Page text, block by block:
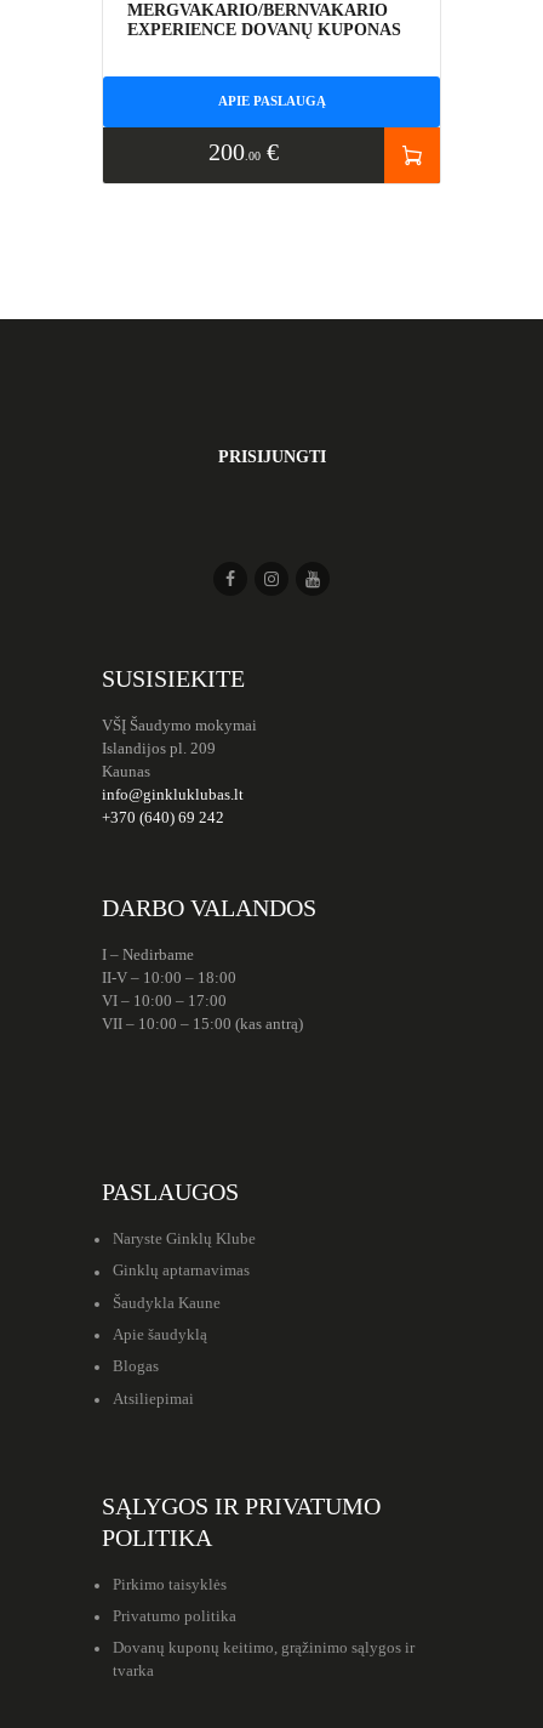
MERGVAKARIO/BERNVAKARIO
EXPERIENCE DOVANŲ KUPONAS
APIE PASLAUGĄ
200 00 €
PRISIJUNGTI
SUSISIEKITE
VŠĮ Šaudymo mokymai
Islandijos pl. 209
Kaunas
info@ginkluklubas.lt
+370 (640) 69 242
DARBO VALANDOS
I – Nedirbame
II-V – 10:00 – 18:00
VI – 10:00 – 17:00
VII – 10:00 – 15:00 (kas antrą)
PASLAUGOS
Naryste Ginklų Klube
Ginklų aptarnavimas
Šaudykla Kaune
Apie šaudyklą
Blogas
Atsiliepimai
SĄLYGOS IR PRIVATUMO
POLITIKA
Pirkimo taisyklės
Privatumo politika
Dovanų kuponų keitimo, grąžinimo sąlygos ir
tvarka